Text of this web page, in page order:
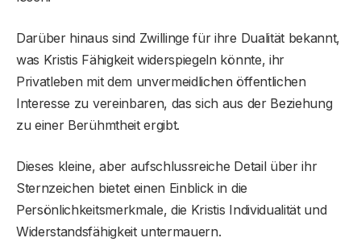
Darüber hinaus sind Zwillinge für ihre Dualität bekannt,
was Kristis Fähigkeit widerspiegeln könnte, ihr
Privatleben mit dem unvermeidlichen öffentlichen
Interesse zu vereinbaren, das sich aus der Beziehung
zu einer Berühmtheit ergibt.
Dieses kleine, aber aufschlussreiche Detail über ihr
Sternzeichen bietet einen Einblick in die
Persönlichkeitsmerkmale, die Kristis Individualität und
Widerstandsfähigkeit untermauern.